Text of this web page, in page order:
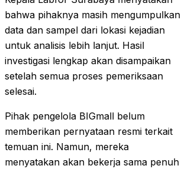
bahwa pihaknya masih mengumpulkan
data dan sampel dari lokasi kejadian
untuk analisis lebih lanjut. Hasil
investigasi lengkap akan disampaikan
setelah semua proses pemeriksaan
selesai.
Pihak pengelola BIGmall belum
memberikan pernyataan resmi terkait
temuan ini. Namun, mereka
menyatakan akan bekerja sama penuh